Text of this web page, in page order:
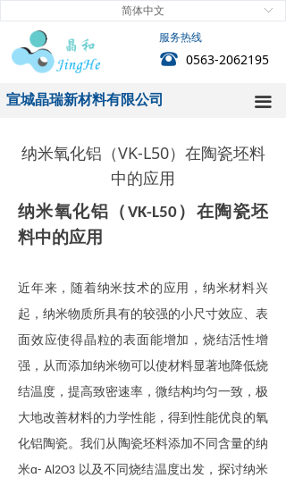
宣城晶瑞新材料有限公司 끀
首页
关于我们
新闻中心
客户服务
뀰
服务热线
0563-2062195
ꀅ
简体中文
纳米氧化铝（VK-L50）在陶瓷坯料
中的应用
纳米氧化铝 （ VK-L50） 在陶瓷坯
料中的应用
近年来，随着纳米技术的应用，纳米材料兴
起，纳米物质所具有的较强的小尺寸效应、表
面效应使得晶粒的表面能增加，烧结活性增
强，从而添加纳米物可以使材料显著地降低烧
结温度，提高致密速率，微结构均匀一致，极
大地改善材料的力学性能，得到性能优良的氧
化铝陶瓷。我们从陶瓷坯料添加不同含量的纳
米ɑ- Al2O3 以及不同烧结温度出发，探讨纳米